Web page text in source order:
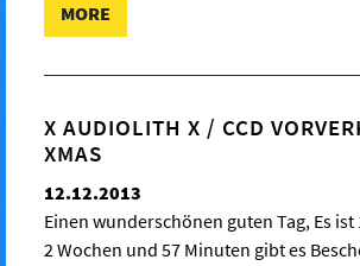
MORE
X AUDIOLITH X / CCD
XMAS
12.12.2013
Einen wunderschönen guten Tag, Es
2 Wochen und 57 Minuten gibt es